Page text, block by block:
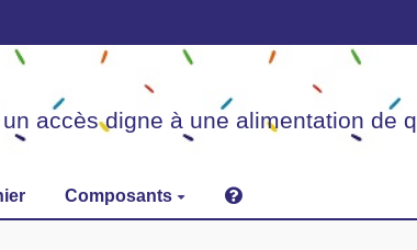
accès digne à une alimentation de
Composants